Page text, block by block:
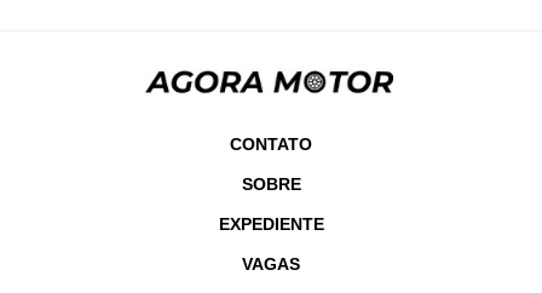
CONTATO
SOBRE
EXPEDIENTE
VAGAS